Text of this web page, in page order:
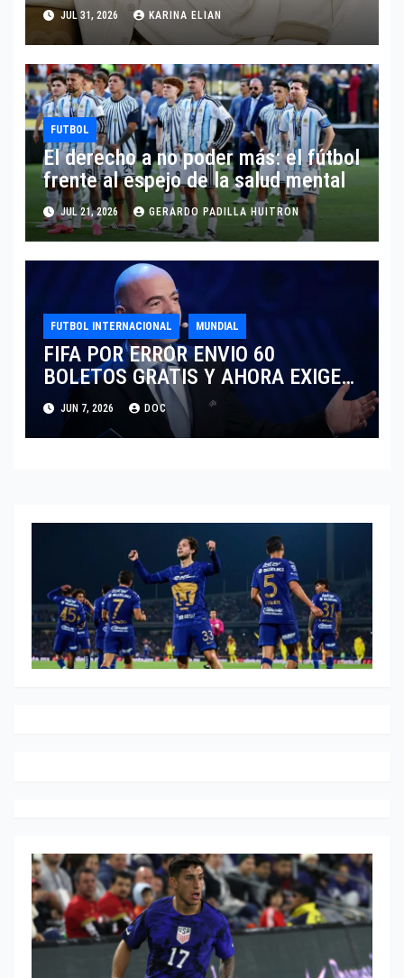
SARTORIA DE DOLCE & GABBANA
TRAS EL MUNDIAL 2026
JUL 31, 2026 KARINA ELIAN
FUTBOL
El derecho a no poder más: el fútbol
frente al espejo de la salud mental
JUL 21, 2026 GERARDO PADILLA HUITRON
FUTBOL INTERNACIONAL MUNDIAL
FIFA POR ERROR ENVIO 60
BOLETOS GRATIS Y AHORA EXIGE
COBRO.
JUN 7, 2026 DOC